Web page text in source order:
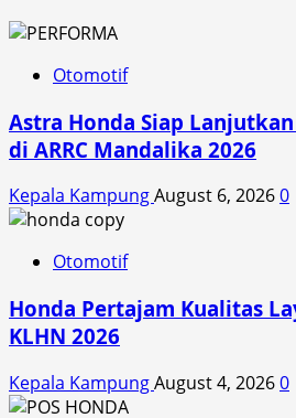
Otomotif
Astra Honda Siap
di ARRC Mandalika 2026
Kepala KampungAugust 6, 20260
Otomotif
Honda Pertajam Kualitas
KLHN 2026
Kepala KampungAugust 4, 20260